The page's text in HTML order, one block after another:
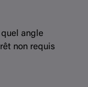
angle
non requis